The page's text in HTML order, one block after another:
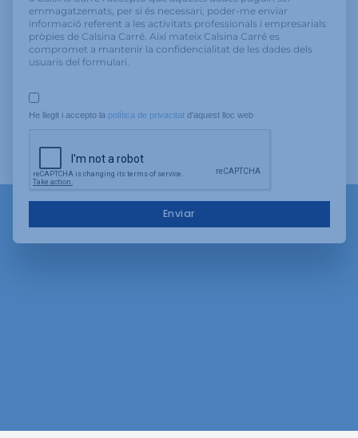
emmagatzemats, per si és necessari, poder-me enviar
informació referent a les activitats professionals i empresarials
pròpies de Calsina Carré. Així mateix Calsina Carré es
compromet a mantenir la confidencialitat de les dades dels
usuaris del formulari.
He llegit i accepto la política de privacitat d'aquest lloc web
Enviar